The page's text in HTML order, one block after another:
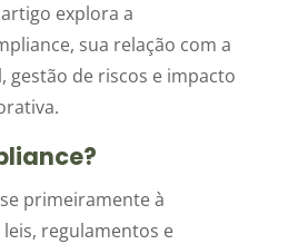
explora a
sua relação com a
gestão de riscos e impacto
primeiramente à
regulamentos e